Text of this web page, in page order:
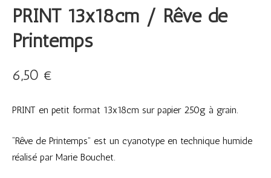
PRINT 13x18cm / Rêve de
Printemps
6,50 €
PRINT en petit format 13x18cm sur papier 250g à grain.
“Rêve de Printemps” est un cyanotype en technique humide
réalisé par Marie Bouchet.